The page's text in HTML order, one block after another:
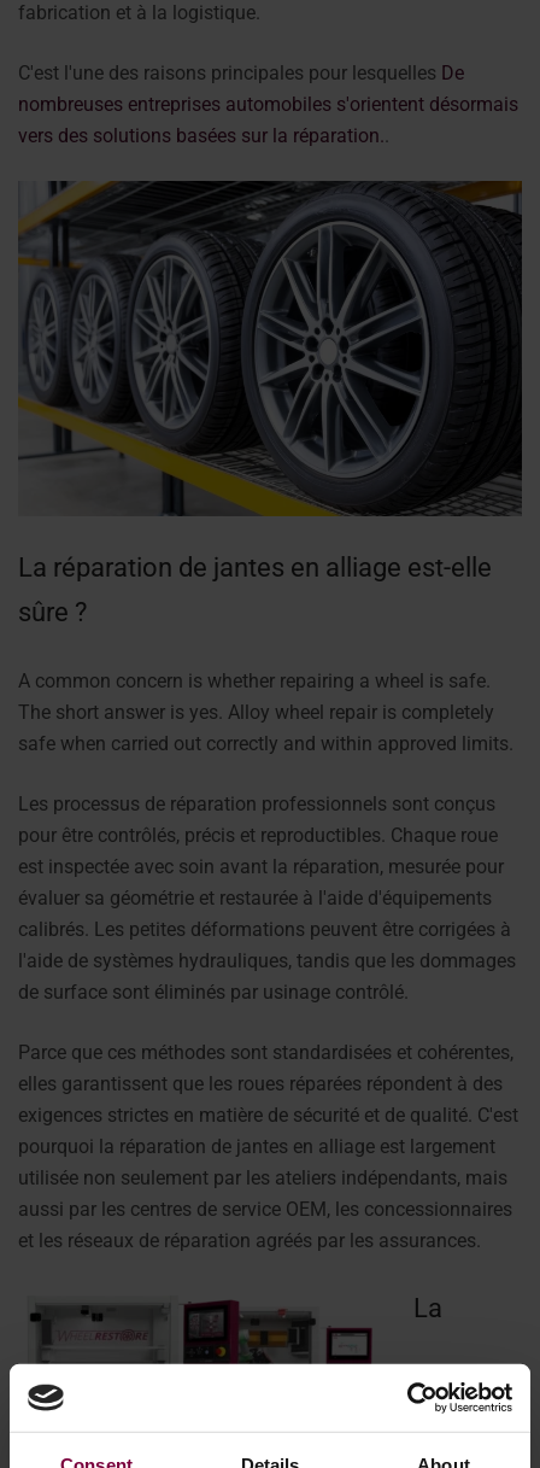
fabrication et à la logistique.
C'est l'une des raisons principales pour lesquelles De
nombreuses entreprises automobiles s'orientent désormais
vers des solutions basées sur la réparation..
La réparation de jantes en alliage est-elle
sûre ?
A common concern is whether repairing a wheel is safe.
The short answer is yes. Alloy wheel repair is completely
safe when carried out correctly and within approved limits.
Les processus de réparation professionnels sont conçus
pour être contrôlés, précis et reproductibles. Chaque roue
est inspectée avec soin avant la réparation, mesurée pour
évaluer sa géométrie et restaurée à l'aide d'équipements
calibrés. Les petites déformations peuvent être corrigées à
l'aide de systèmes hydrauliques, tandis que les dommages
de surface sont éliminés par usinage contrôlé.
Parce que ces méthodes sont standardisées et cohérentes,
elles garantissent que les roues réparées répondent à des
exigences strictes en matière de sécurité et de qualité. C'est
pourquoi la réparation de jantes en alliage est largement
utilisée non seulement par les ateliers indépendants, mais
aussi par les centres de service OEM, les concessionnaires
et les réseaux de réparation agréés par les assurances.
La